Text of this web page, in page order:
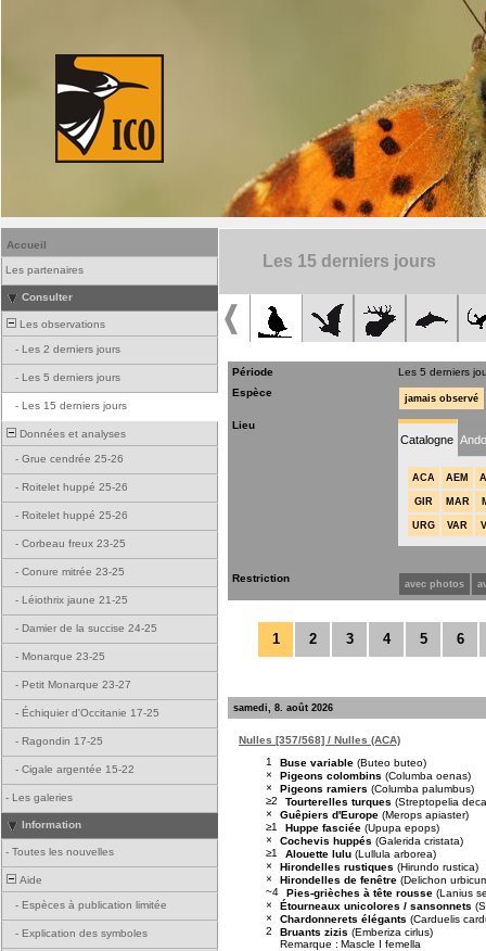
Accueil
Les partenaires
Consulter
Les observations
- Les 2 derniers jours
- Les 5 derniers jours
- Les 15 derniers jours
Données et analyses
- Grue cendrée 25-26
- Roitelet huppé 25-26
- Roitelet huppé 25-26
- Corbeau freux 23-25
- Conure mitrée 23-25
- Léiothrix jaune 21-25
- Damier de la succise 24-25
- Monarque 23-25
- Petit Monarque 23-27
- Échiquier d'Occitanie 17-25
- Ragondin 17-25
- Cigale argentée 15-22
- Les galeries
Information
- Toutes les nouvelles
Aide
- Espèces à publication limitée
- Explication des symboles
Les 15 derniers jours
Période
Les 5 derniers
Espèce
jamais observé
Lieu
Catalogne
ACA AEM
GIR MAR
URG VAR
Restriction avec photos
1 2 3 4 5 6
samedi, 8. août 2026
Nulles [357/568] / Nulles (ACA)
1
Buse variable (Buteo buteo)
×
Pigeons colombins (Columba oenas)
×
Pigeons ramiers (Columba palumbus)
≥2
Tourterelles turques (Streptopelia
×
Guêpiers d'Europe (Merops apiaster)
≥1
Huppe fasciée (Upupa epops)
×
Cochevis huppés (Galerida cristata)
≥1
Alouette lulu (Lullula arborea)
×
Hirondelles rustiques (Hirundo rustica)
×
Hirondelles de fenêtre (Delichon
~4
Pies-grièches à tête rousse (Lanius
×
Étourneaux unicolores / sansonnets
×
Chardonnerets élégants (Carduelis
2
Bruants zizis (Emberiza cirlus)
Remarque : Mascle I femella